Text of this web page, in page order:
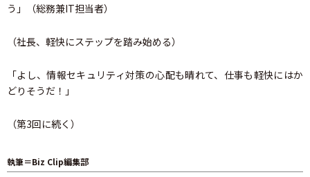
う」（総務兼IT担当者）
（社長、軽快にステップを踏み始める）
「よし、情報セキュリティ対策の心配も晴れて、仕事も軽快にはか
どりそうだ！」
（第3回に続く）
執筆＝Biz Clip編集部